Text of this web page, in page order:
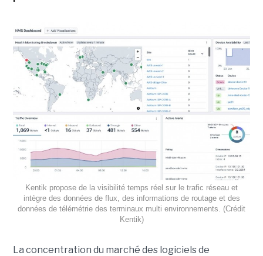
Kentik propose de la visibilité temps réel sur le trafic réseau et
intègre des données de flux, des informations de routage et des
données de télémétrie des terminaux multi environnements. (Crédit
Kentik)
La concentration du marché des logiciels de